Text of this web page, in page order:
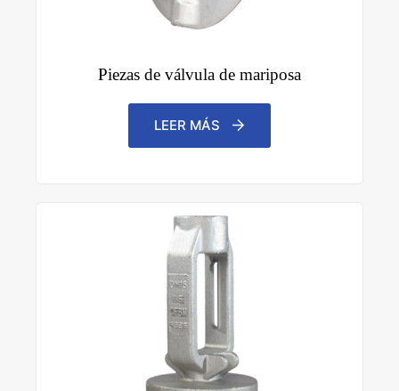
Piezas de válvula de mariposa
LEER MÁS